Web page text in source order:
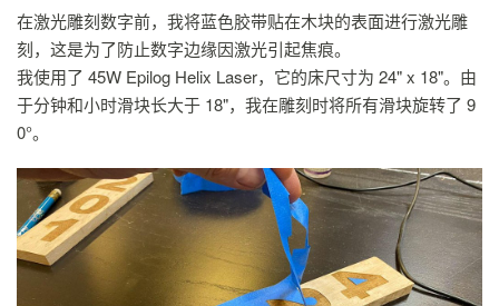
在激光雕刻数字前，我将蓝色胶带贴在木块的表面进行激光雕
刻，这是为了防止数字边缘因激光引起焦痕。
我使用了 45W Epilog Helix Laser，它的床尺寸为 24" x 18"。由
于分钟和小时滑块长大于 18"，我在雕刻时将所有滑块旋转了 9
0°。